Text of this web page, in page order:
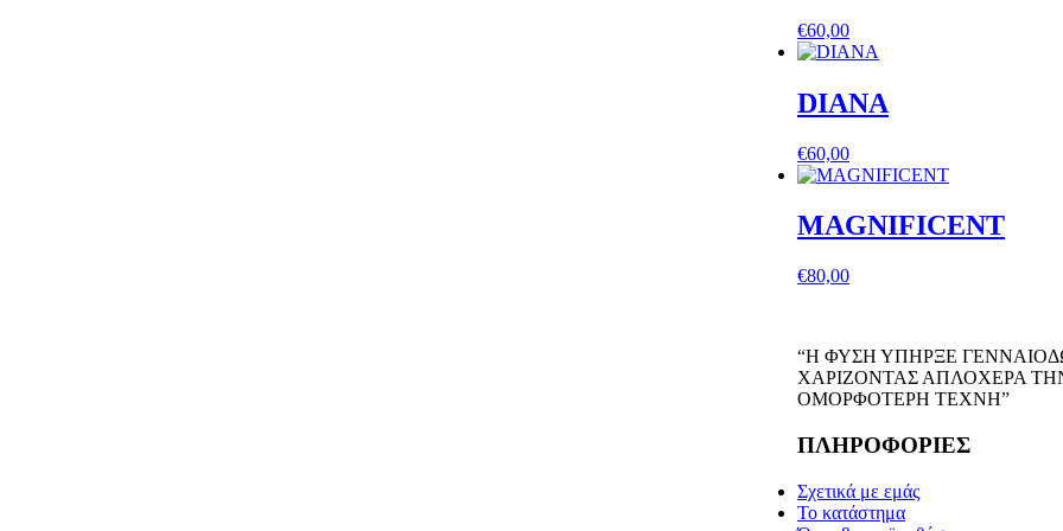
€60,00
DIANA
€60,00
MAGNIFICENT
€80,00
“Η ΦΥΣΗ ΥΠΗΡΞΕ
ΧΑΡΙΖΟΝΤΑΣ ΑΠΛΟΧΕΡΑ
ΟΜΟΡΦΟΤΕΡΗ ΤΕΧΝΗ”
ΠΛΗΡΟΦΟΡΙΕΣ
Σχετικά με εμάς
Το κατάστημα